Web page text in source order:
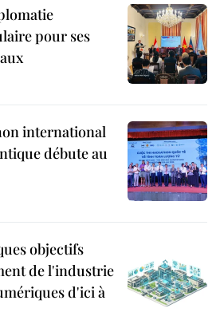
pour ses
international
débute au
objectifs
de l'industrie
d'ici à